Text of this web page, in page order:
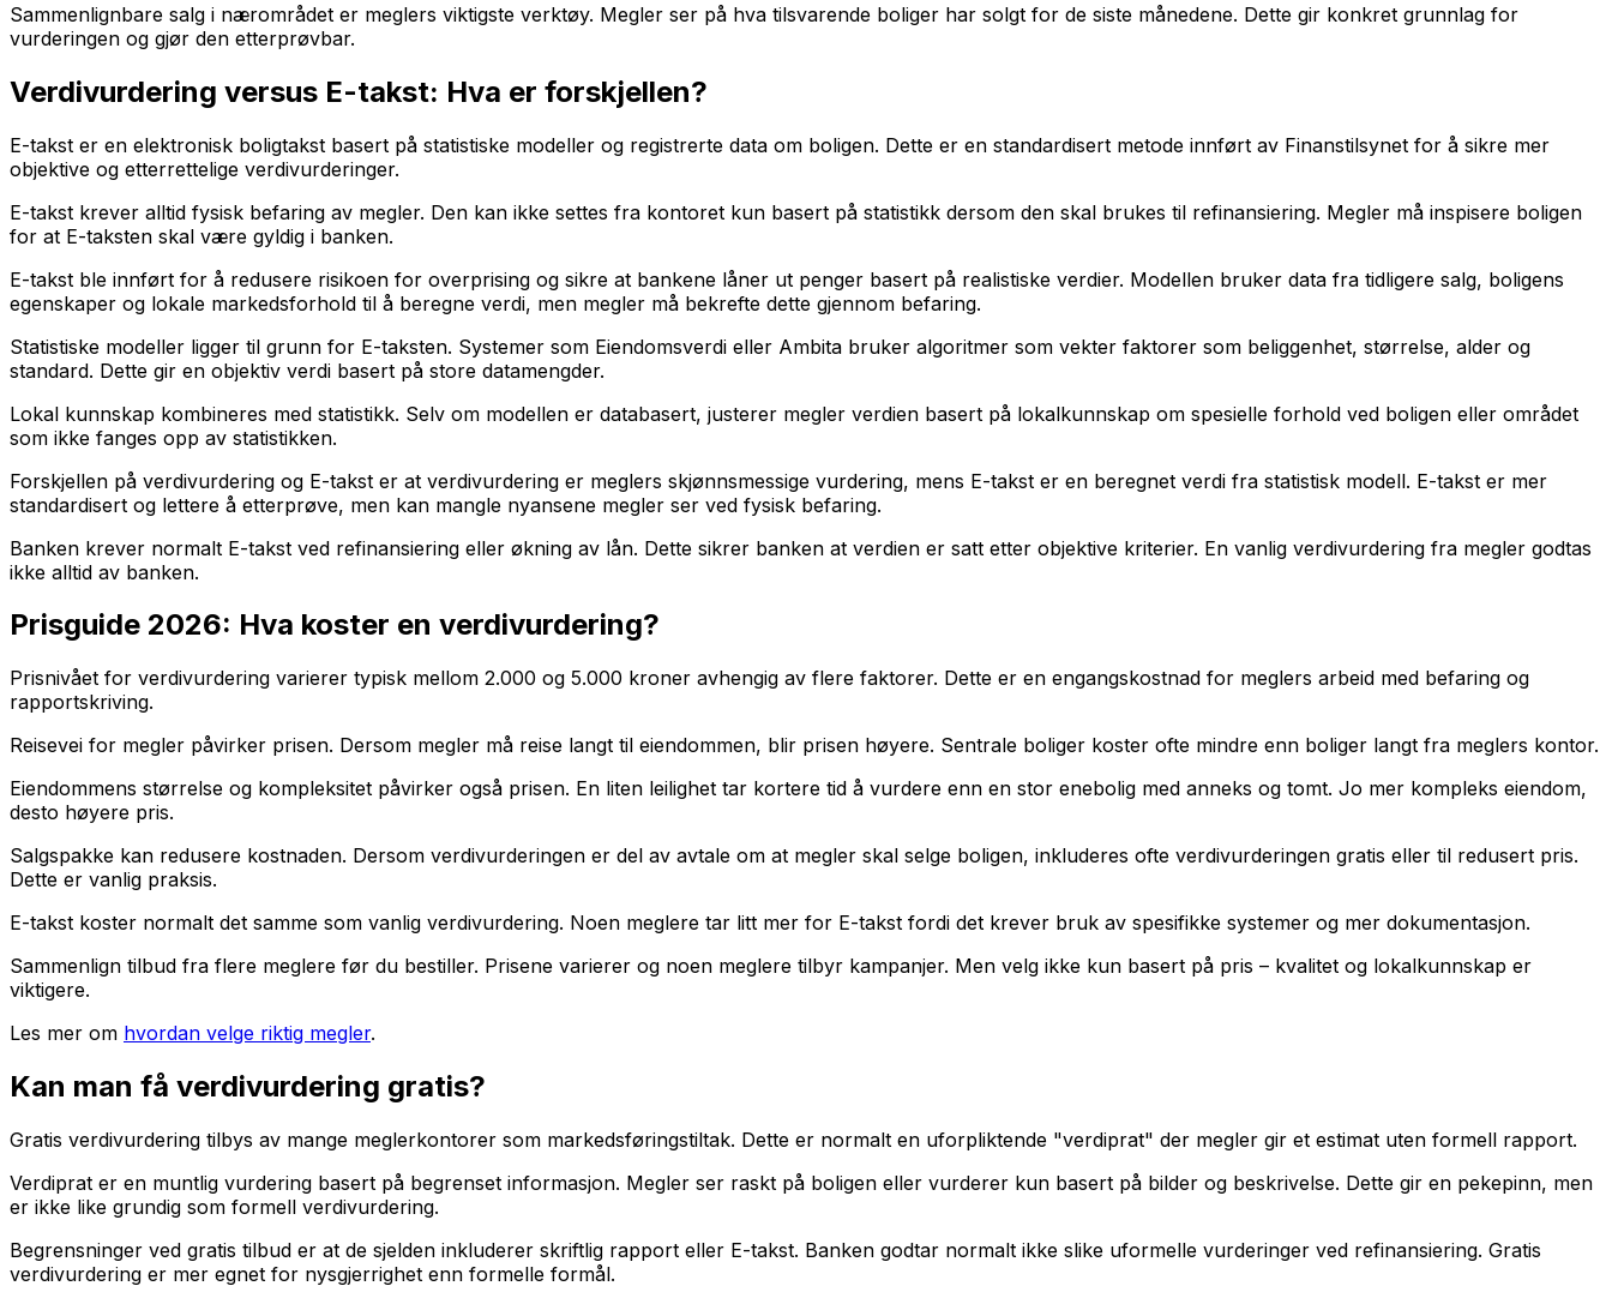
Sammenlignbare salg i nærområdet er meglers viktigste verktøy. Megler ser på hva tilsvarende boliger har solgt for de siste månedene. Dette gir konkret grunnlag for
vurderingen og gjør den etterprøvbar.
Verdivurdering versus E-takst: Hva er forskjellen?
E-takst er en elektronisk boligtakst basert på statistiske modeller og registrerte data om boligen. Dette er en standardisert metode innført av Finanstilsynet for å sikre mer
objektive og etterrettelige verdivurderinger.
E-takst krever alltid fysisk befaring av megler. Den kan ikke settes fra kontoret kun basert på statistikk dersom den skal brukes til refinansiering. Megler må inspisere boligen
for at E-taksten skal være gyldig i banken.
E-takst ble innført for å redusere risikoen for overprising og sikre at bankene låner ut penger basert på realistiske verdier. Modellen bruker data fra tidligere salg, boligens
egenskaper og lokale markedsforhold til å beregne verdi, men megler må bekrefte dette gjennom befaring.
Statistiske modeller ligger til grunn for E-taksten. Systemer som Eiendomsverdi eller Ambita bruker algoritmer som vekter faktorer som beliggenhet, størrelse, alder og
standard. Dette gir en objektiv verdi basert på store datamengder.
Lokal kunnskap kombineres med statistikk. Selv om modellen er databasert, justerer megler verdien basert på lokalkunnskap om spesielle forhold ved boligen eller området
som ikke fanges opp av statistikken.
Forskjellen på verdivurdering og E-takst er at verdivurdering er meglers skjønnsmessige vurdering, mens E-takst er en beregnet verdi fra statistisk modell. E-takst er mer
standardisert og lettere å etterprøve, men kan mangle nyansene megler ser ved fysisk befaring.
Banken krever normalt E-takst ved refinansiering eller økning av lån. Dette sikrer banken at verdien er satt etter objektive kriterier. En vanlig verdivurdering fra megler godtas
ikke alltid av banken.
Prisguide 2026: Hva koster en verdivurdering?
Prisnivået for verdivurdering varierer typisk mellom 2.000 og 5.000 kroner avhengig av flere faktorer. Dette er en engangskostnad for meglers arbeid med befaring og
rapportskriving.
Reisevei for megler påvirker prisen. Dersom megler må reise langt til eiendommen, blir prisen høyere. Sentrale boliger koster ofte mindre enn boliger langt fra meglers kontor.
Eiendommens størrelse og kompleksitet påvirker også prisen. En liten leilighet tar kortere tid å vurdere enn en stor enebolig med anneks og tomt. Jo mer kompleks eiendom,
desto høyere pris.
Salgspakke kan redusere kostnaden. Dersom verdivurderingen er del av avtale om at megler skal selge boligen, inkluderes ofte verdivurderingen gratis eller til redusert pris.
Dette er vanlig praksis.
E-takst koster normalt det samme som vanlig verdivurdering. Noen meglere tar litt mer for E-takst fordi det krever bruk av spesifikke systemer og mer dokumentasjon.
Sammenlign tilbud fra flere meglere før du bestiller. Prisene varierer og noen meglere tilbyr kampanjer. Men velg ikke kun basert på pris – kvalitet og lokalkunnskap er
viktigere.
Les mer om hvordan velge riktig megler.
Kan man få verdivurdering gratis?
Gratis verdivurdering tilbys av mange meglerkontorer som markedsføringstiltak. Dette er normalt en uforpliktende "verdiprat" der megler gir et estimat uten formell rapport.
Verdiprat er en muntlig vurdering basert på begrenset informasjon. Megler ser raskt på boligen eller vurderer kun basert på bilder og beskrivelse. Dette gir en pekepinn, men
er ikke like grundig som formell verdivurdering.
Begrensninger ved gratis tilbud er at de sjelden inkluderer skriftlig rapport eller E-takst. Banken godtar normalt ikke slike uformelle vurderinger ved refinansiering. Gratis
verdivurdering er mer egnet for nysgjerrighet enn formelle formål.